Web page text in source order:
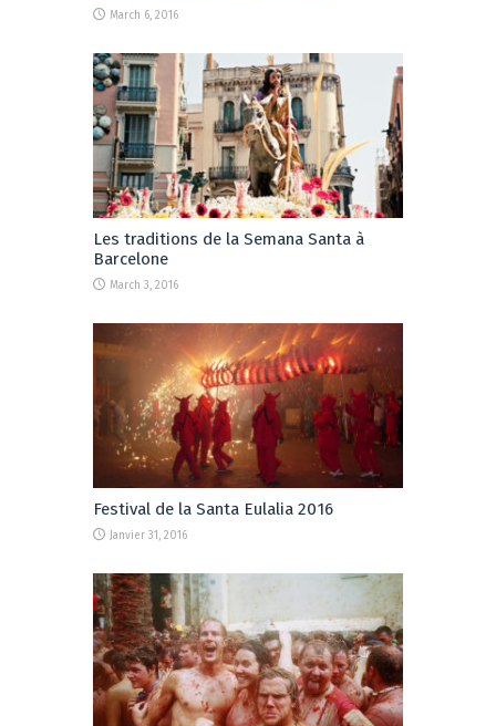
March 6, 2016
Les traditions de la Semana Santa à
Barcelone
March 3, 2016
Festival de la Santa Eulalia 2016
Janvier 31, 2016